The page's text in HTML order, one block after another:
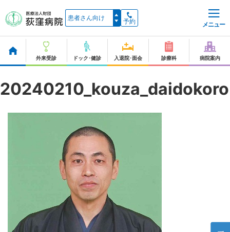
予約 メニュー
外来受診 ドック･健診 入退院･面会 診療科 病院案内
20240210_kouza_daidokoro